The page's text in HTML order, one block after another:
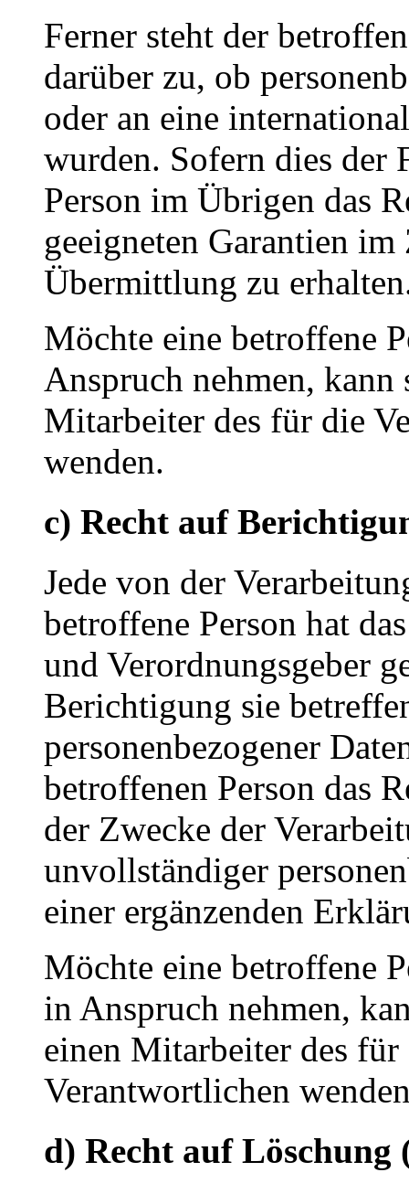
Ferner steht der
darüber zu, ob
oder an eine
wurden. Sofern dies der
Person im Übrigen das
geeigneten Garantien
Übermittlung zu
Möchte eine betroffene
Anspruch nehmen,
Mitarbeiter des für die
wenden.
c) Recht auf
Jede von der
betroffene Person hat
und Verordnungsgeber
Berichtigung sie
personenbezogener
betroffenen Person das
der Zwecke der
unvollständiger
einer ergänzenden
Möchte eine betroffene
in Anspruch nehmen,
einen Mitarbeiter des
Verantwortlichen
d) Recht auf Löschung